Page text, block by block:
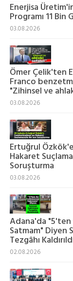
Enerjisa
Programı 11 Bin
03.08.2026
Ömer Çelik'ten
Franco
"Zihinsel ve
03.08.2026
Ertuğrul
Hakaret
Soruşturma
03.08.2026
Adana'da "5'ten
Satmam" Diyen
Tezgâhı
02.08.2026